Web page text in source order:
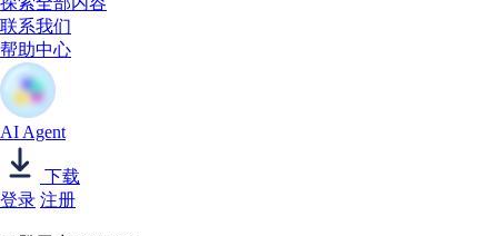
联系我们
帮助中心
AI Agent
下载
登录 注册